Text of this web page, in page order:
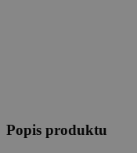
Popis produktu